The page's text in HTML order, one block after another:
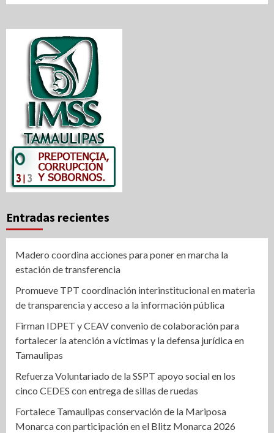
Entradas recientes
Madero coordina acciones para poner en marcha la
estación de transferencia
Promueve TPT coordinación interinstitucional en materia
de transparencia y acceso a la información pública
Firman IDPET y CEAV convenio de colaboración para
fortalecer la atención a víctimas y la defensa jurídica en
Tamaulipas
Refuerza Voluntariado de la SSPT apoyo social en los
cinco CEDES con entrega de sillas de ruedas
Fortalece Tamaulipas conservación de la Mariposa
Monarca con participación en el Blitz Monarca 2026